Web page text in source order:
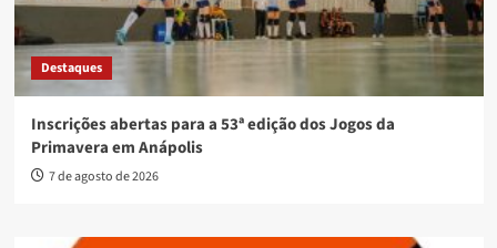
Destaques
Inscrições abertas para a 53ª edição dos Jogos da
Primavera em Anápolis
7 de agosto de 2026